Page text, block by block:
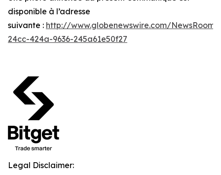
disponible à l’adresse
suivante : http://www.globenewswire.com/
24cc-424a-9636-245a61e50f27
Legal Disclaimer: